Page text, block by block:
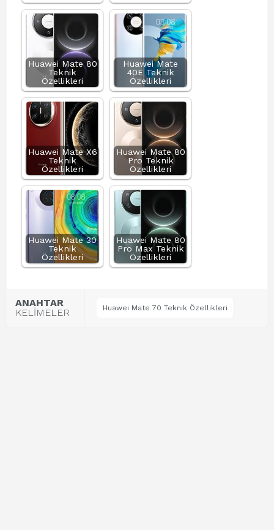
Huawei Mate 80
Teknik
Özellikleri
Huawei Mate
40E Teknik
Özellikleri
Huawei Mate X6
Teknik
Özellikleri
Huawei Mate 80
Pro Teknik
Özellikleri
Huawei Mate 30
Teknik
Özellikleri
Huawei Mate 80
Pro Max Teknik
Özellikleri
ANAHTAR
KELİMELER
Huawei Mate 70 Teknik Özellikleri